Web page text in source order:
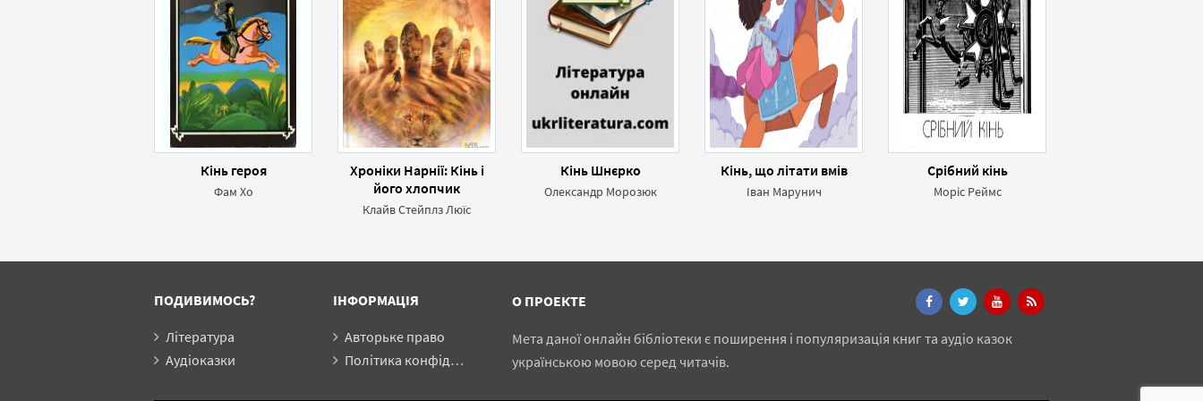
Кінь героя
Фам Хо
Хроніки Нарнії: Кінь і
його хлопчик
Клайв Стейплз Люїс
Кінь Шнєрко
Олександр Морозюк
Кінь, що літати вмів
Іван Марунич
Срібний кінь
Моріс Реймс
ПОДИВИМОСЬ?
Література
Аудіоказки
ІНФОРМАЦІЯ
Авторьке право
Політика конфіденційності
О ПРОЕКТЕ
Мета даної онлайн бібліотеки є поширення і популяризація книг та аудіо казок
українською мовою серед читачів.